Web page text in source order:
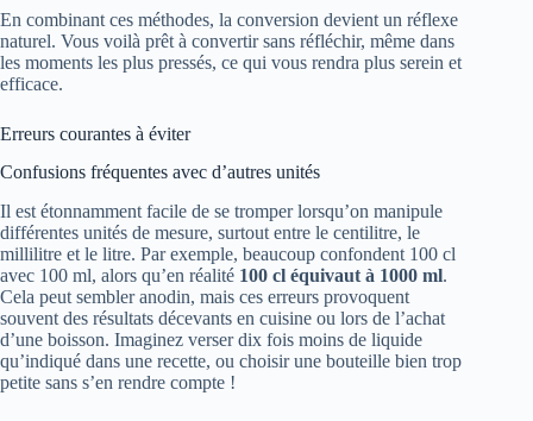
En combinant ces méthodes, la conversion devient un réflexe
naturel. Vous voilà prêt à convertir sans réfléchir, même dans
les moments les plus pressés, ce qui vous rendra plus serein et
efficace.
Erreurs courantes à éviter
Confusions fréquentes avec d’autres unités
Il est étonnamment facile de se tromper lorsqu’on manipule
différentes unités de mesure, surtout entre le centilitre, le
millilitre et le litre. Par exemple, beaucoup confondent 100 cl
avec 100 ml, alors qu’en réalité 100 cl équivaut à 1000 ml.
Cela peut sembler anodin, mais ces erreurs provoquent
souvent des résultats décevants en cuisine ou lors de l’achat
d’une boisson. Imaginez verser dix fois moins de liquide
qu’indiqué dans une recette, ou choisir une bouteille bien trop
petite sans s’en rendre compte !